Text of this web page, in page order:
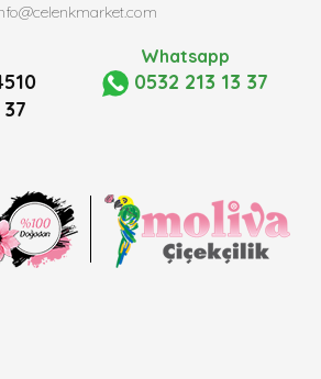
Whatsapp
0532 213 13 37